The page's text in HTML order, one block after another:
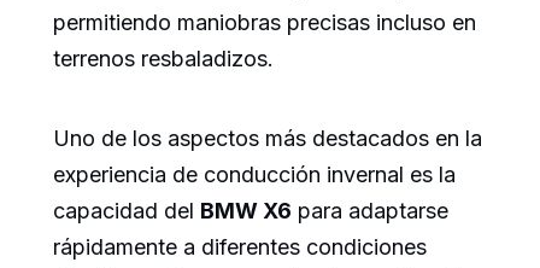
permitiendo maniobras precisas incluso en
terrenos resbaladizos.
Uno de los aspectos más destacados en la
experiencia de conducción invernal es la
capacidad del BMW X6 para adaptarse
rápidamente a diferentes condiciones